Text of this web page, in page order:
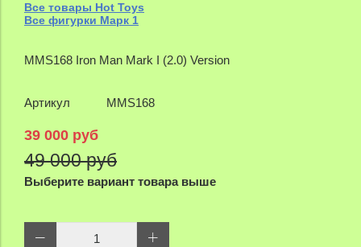
Все товары Hot Toys
Все фигурки Марк 1
MMS168 Iron Man Mark I (2.0) Version
Артикул MMS168
39 000 руб
49 000 руб
Выберите вариант товара выше